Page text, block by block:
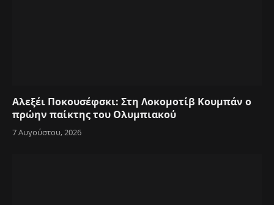
Αλεξέι Ποκουσέφσκι: Στη Λοκομοτίβ Κουμπάν ο
πρώην παίκτης του Ολυμπιακού
7 Αυγούστου, 2026